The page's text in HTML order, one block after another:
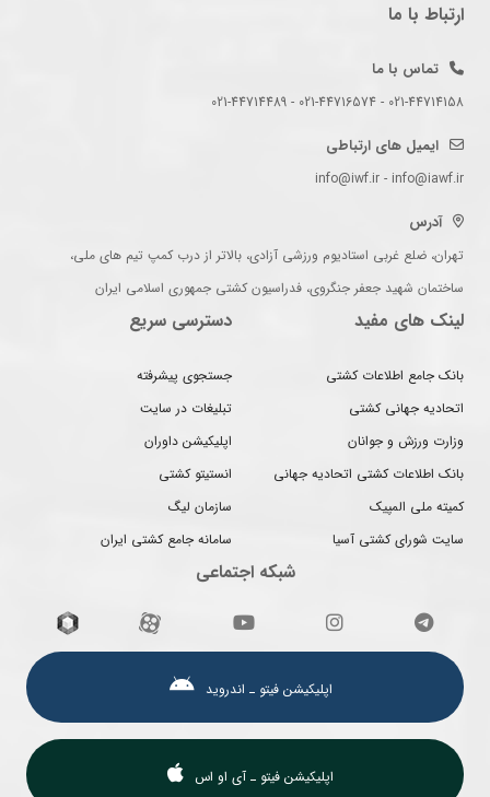
ارتباط با ما
تماس با ما
021-44714158 - 021-44716574 - 021-44714489
ایمیل های ارتباطی
info@iwf.ir - info@iawf.ir
آدرس
تهران، ضلع غربی استادیوم ورزشی آزادی، بالاتر از درب کمپ تیم های ملی،
ساختمان شهید جعفر جنگروی، فدراسیون کشتی جمهوری اسلامی ایران
لینک های مفید
بانک جامع اطلاعات کشتی
اتحادیه جهانی کشتی
وزارت ورزش و جوانان
بانک اطلاعات کشتی اتحادیه جهانی
کمیته ملی المپیک
سایت شورای کشتی آسیا
دسترسی سریع
جستجوی پیشرفته
تبلیغات در سایت
اپلیکیشن داوران
انستیتو کشتی
سازمان لیگ
سامانه جامع کشتی ایران
شبکه اجتماعی
اپلیکیشن فیتو ـ اندروید
اپلیکیشن فیتو ـ آی او اس